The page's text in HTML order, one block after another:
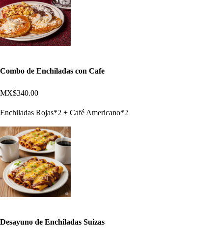
Combo de Enchiladas con Cafe
MX$340.00
Enchiladas Rojas*2 + Café Americano*2
Desayuno de Enchiladas Suizas